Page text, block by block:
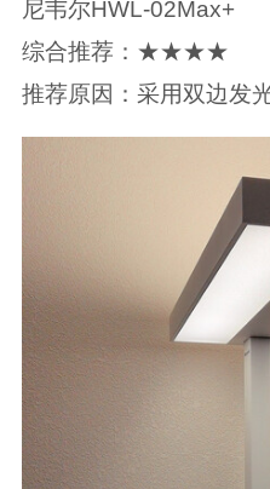
尼韦尔HWL-02Max+
综合推荐：★★★★
推荐原因：采用双边发